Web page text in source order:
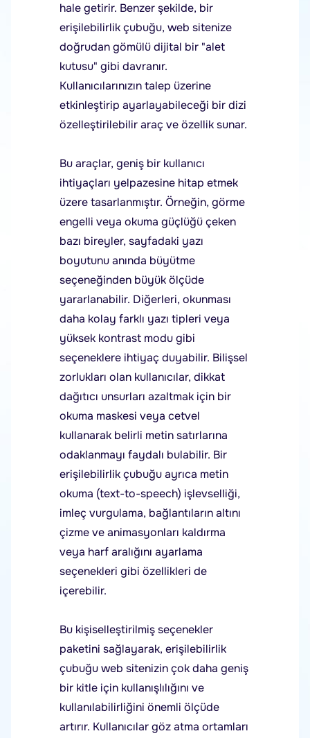
hale getirir. Benzer şekilde, bir
erişilebilirlik çubuğu, web sitenize
doğrudan gömülü dijital bir "alet
kutusu" gibi davranır.
Kullanıcılarınızın talep üzerine
etkinleştirip ayarlayabileceği bir dizi
özelleştirilebilir araç ve özellik sunar.
Bu araçlar, geniş bir kullanıcı
ihtiyaçları yelpazesine hitap etmek
üzere tasarlanmıştır. Örneğin, görme
engelli veya okuma güçlüğü çeken
bazı bireyler, sayfadaki yazı
boyutunu anında büyütme
seçeneğinden büyük ölçüde
yararlanabilir. Diğerleri, okunması
daha kolay farklı yazı tipleri veya
yüksek kontrast modu gibi
seçeneklere ihtiyaç duyabilir. Bilişsel
zorlukları olan kullanıcılar, dikkat
dağıtıcı unsurları azaltmak için bir
okuma maskesi veya cetvel
kullanarak belirli metin satırlarına
odaklanmayı faydalı bulabilir. Bir
erişilebilirlik çubuğu ayrıca metin
okuma (text-to-speech) işlevselliği,
imleç vurgulama, bağlantıların altını
çizme ve animasyonları kaldırma
veya harf aralığını ayarlama
seçenekleri gibi özellikleri de
içerebilir.
Bu kişiselleştirilmiş seçenekler
paketini sağlayarak, erişilebilirlik
çubuğu web sitenizin çok daha geniş
bir kitle için kullanışlılığını ve
kullanılabilirliğini önemli ölçüde
artırır. Kullanıcılar göz atma ortamları